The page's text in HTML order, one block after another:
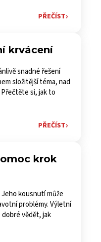
PŘEČÍST
krvácení
snadné řešení
složitější téma, nad
si, jak to
PŘEČÍST
krok
kousnutí může
problémy. Výletní
vědět, jak